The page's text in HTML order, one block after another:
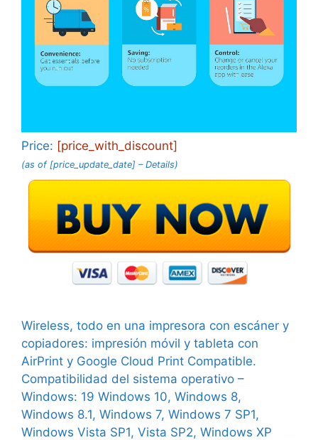
Price: [price_with_discount]
(as of [price_update_date] – Details)
Wireless, todo en una impresora con escáner y
copiadores: impresión móvil y tableta con
AirPrint y Google Cloud Print Compatible.
Compatibilidad del sistema operativo –
Windows: 19 Windows 10, Windows 8,
Windows 8.1, Windows 7, Windows 7 SP1,
Windows Vista SP1, Vista SP2, Windows XP